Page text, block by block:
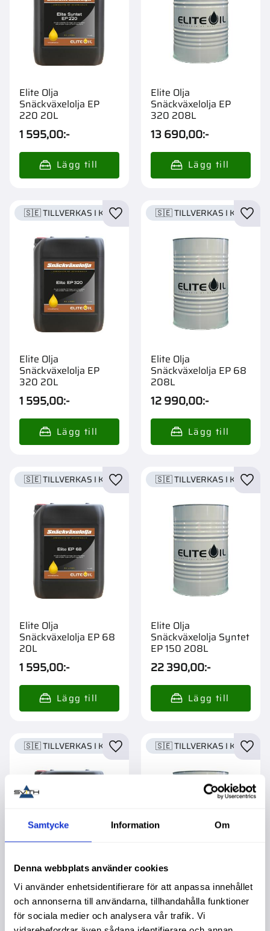
Samtycke Information Om
Denna webbplats använder cookies
Vi använder enhetsidentifierare för att anpassa innehållet
och annonserna till användarna, tillhandahålla funktioner
för sociala medier och analysera vår trafik. Vi
Elite Olja
Snäckväxelolja EP
220 20L
1 595,00:-
Elite Olja
Snäckväxelolja EP
320 208L
13 690,00:-
Elite Olja
Snäckväxelolja EP
320 20L
1 595,00:-
🇸🇪 TILLVERKAS I KARLSTADLägg till i favoriter
Elite Olja
Snäckväxelolja EP 68
208L
12 990,00:-
🇸🇪 TILLVERKAS I
Elite Olja
Snäckväxelolja EP 68
20L
1 595,00:-
🇸🇪 TILLVERKAS I KARLSTADLägg till i favoriter
Elite Olja
Snäckväxelolja Syntet
EP 150 208L
22 390,00:-
🇸🇪 TILLVERKAS I
Elite Olja
Snäckväxelolja Syntet
EP 150 20L
🇸🇪 TILLVERKAS I KARLSTADLägg till i favoriter
Elite Olja
Snäckväxelolja Syntet
EP 220 208L
🇸🇪 TILLVERKAS I